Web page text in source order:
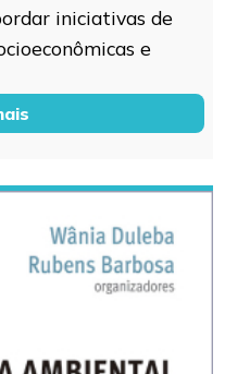
iniciativas de
e